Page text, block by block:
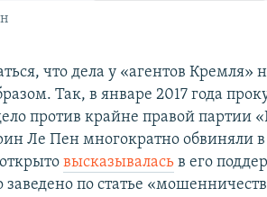
что дела у «агентов
Так, в январе 2017 года
против крайне правой партии
Ле Пен многократно обвиняли в
высказывалась в его
заведено по статье